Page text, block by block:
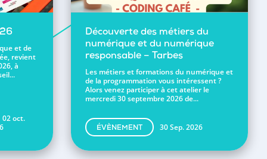
et de
revient
à
02 oct.
Découverte des métiers du
numérique et du numérique
responsable – Tarbes
Les métiers et formations du numérique et
de la programmation vous intéressent ?
Alors venez participer à cet atelier le
mercredi 30 septembre 2026 de...
ÉVÈNEMENT 30 Sep. 2026